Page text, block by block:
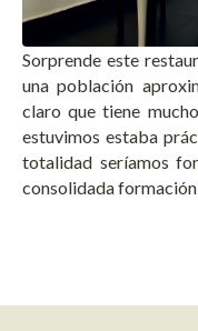
Sorprende este
una población
claro que tiene
estuvimos estaba
totalidad seríamos
consolidada